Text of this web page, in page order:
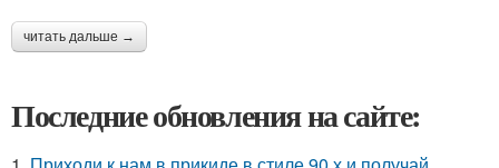
читать дальше →
Последние обновления на сайте: